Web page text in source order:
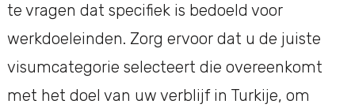
te vragen dat specifiek is bedoeld voor
werkdoeleinden. Zorg ervoor dat u de juiste
visumcategorie selecteert die overeenkomt
met het doel van uw verblijf in Turkije, om